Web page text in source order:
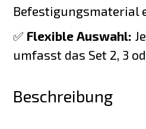
Befestigungsmaterial
✅ Flexible Auswahl:
umfasst das Set 2, 3
Beschreibung